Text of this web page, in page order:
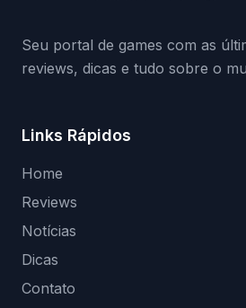
Seu portal de games com as
reviews, dicas e tudo sobre o
Links Rápidos
Home
Reviews
Notícias
Dicas
Contato